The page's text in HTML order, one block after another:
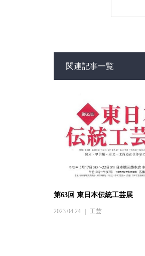
関連記事一覧
第63回 東日本伝統工芸展
2023.04.24 工芸